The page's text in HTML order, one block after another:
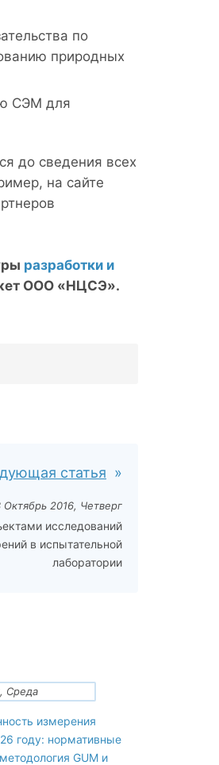
по
природных
СЭМ для
до сведения всех
на сайте
разработки и
ООО «НЦСЭ».
статья
Октябрь 2016, Четверг
исследований
в испытательной
лаборатории
Среда
измерения
году: нормативные
GUM и